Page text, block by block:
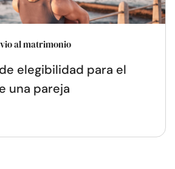
al matrimonio
elegibilidad para el
una pareja